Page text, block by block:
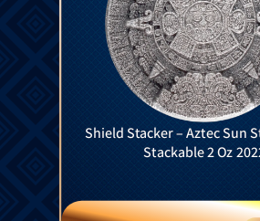
Shield Stacker – Aztec Sun Stone Silver
Stackable 2 Oz